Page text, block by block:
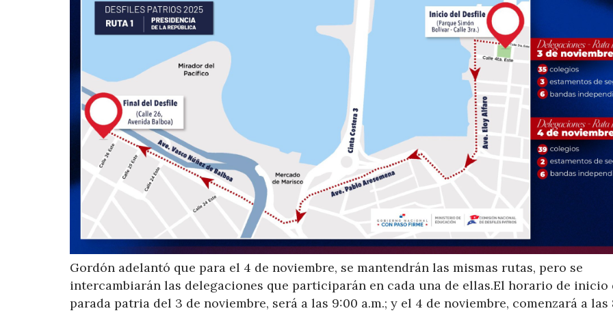
Gordón adelantó que para el 4 de noviembre, se mantendrán las mismas rutas, pero se
intercambiarán las delegaciones que participarán en cada una de ellas.El horario de inicio
parada patria del 3 de noviembre, será a las 9:00 a.m.; y el 4 de noviembre, comenzará a las